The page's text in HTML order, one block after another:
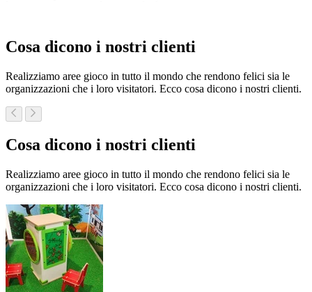
Cosa dicono i nostri clienti
Realizziamo aree gioco in tutto il mondo che rendono felici sia le
organizzazioni che i loro visitatori. Ecco cosa dicono i nostri clienti.
Cosa dicono i nostri clienti
Realizziamo aree gioco in tutto il mondo che rendono felici sia le
organizzazioni che i loro visitatori. Ecco cosa dicono i nostri clienti.